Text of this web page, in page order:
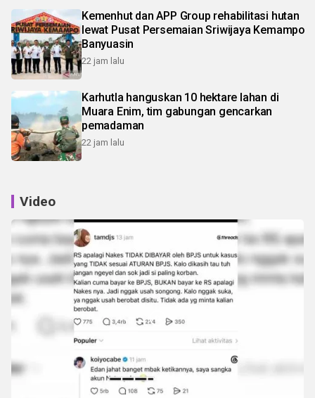
Kemenhut dan APP Group rehabilitasi hutan
lewat Pusat Persemaian Sriwijaya Kemampo
Banyuasin
22 jam lalu
Karhutla hanguskan 10 hektare lahan di
Muara Enim, tim gabungan gencarkan
pemadaman
22 jam lalu
Video